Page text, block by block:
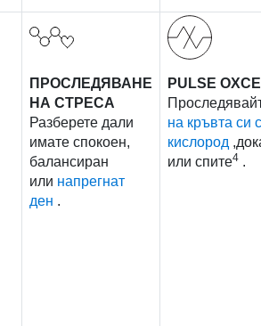
ПРОСЛЕДЯВАНЕ
НА СТРЕСА
Разберете дали
имате спокоен,
балансиран
или напрегнат
ден .
PULSE
на кръвта си
кислород
или спите4 .